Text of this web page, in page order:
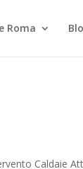
Roma
Caldaie